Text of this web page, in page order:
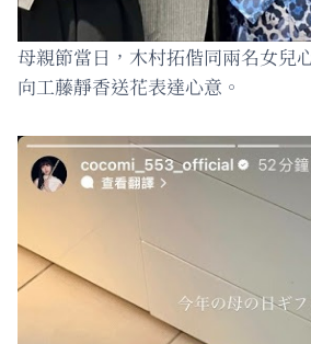
母親節當日，木村拓偕同兩名女兒
向工藤靜香送花表達心意。